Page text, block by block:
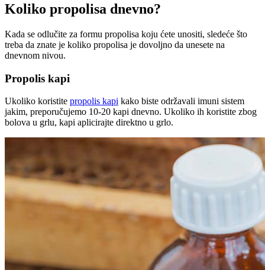
Koliko propolisa dnevno?
Kada se odlučite za formu propolisa koju ćete unositi, sledeće što
treba da znate je koliko propolisa je dovoljno da unesete na
dnevnom nivou.
Propolis kapi
Ukoliko koristite propolis kapi kako biste održavali imuni sistem
jakim, preporučujemo 10-20 kapi dnevno. Ukoliko ih koristite zbog
bolova u grlu, kapi aplicirajte direktno u grlo.